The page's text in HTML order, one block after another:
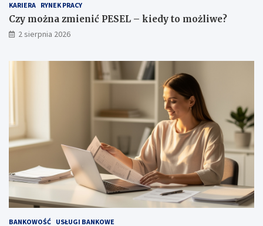
KARIERA RYNEK PRACY
Czy można zmienić PESEL – kiedy to możliwe?
2 sierpnia 2026
BANKOWOŚĆ USŁUGI BANKOWE